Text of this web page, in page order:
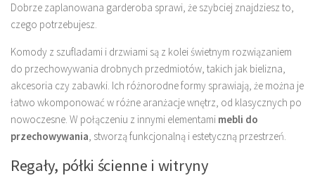
Dobrze zaplanowana garderoba sprawi, że szybciej znajdziesz to,
czego potrzebujesz.
Komody z szufladami i drzwiami są z kolei świetnym rozwiązaniem
do przechowywania drobnych przedmiotów, takich jak bielizna,
akcesoria czy zabawki. Ich różnorodne formy sprawiają, że można je
łatwo wkomponować w różne aranżacje wnętrz, od klasycznych po
nowoczesne. W połączeniu z innymi elementami mebli do
przechowywania, stworzą funkcjonalną i estetyczną przestrzeń.
Regały, półki ścienne i witryny